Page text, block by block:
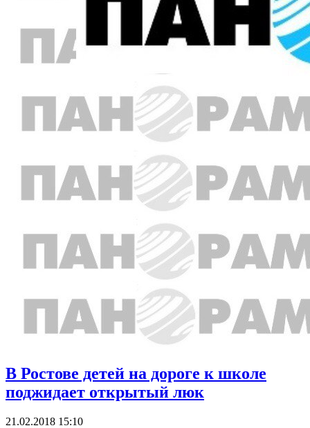
В Ростове детей на дороге к школе
поджидает открытый люк
21.02.2018 15:10